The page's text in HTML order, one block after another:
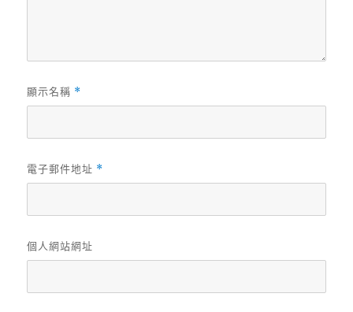
顯示名稱 *
電子郵件地址 *
個人網站網址